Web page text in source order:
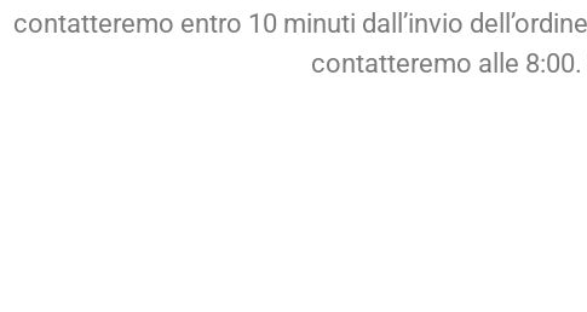
contatteremo entro 10 minuti dall’invio
contatteremo alle